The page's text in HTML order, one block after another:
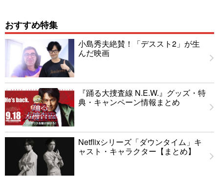
おすすめ特集
小島秀夫絶賛！「デススト2」が生
んだ映画
『踊る大捜査線 N.E.W.』グッズ・特
典・キャンペーン情報まとめ
Netflixシリーズ「ダウンタイム」キ
ャスト・キャラクター【まとめ】